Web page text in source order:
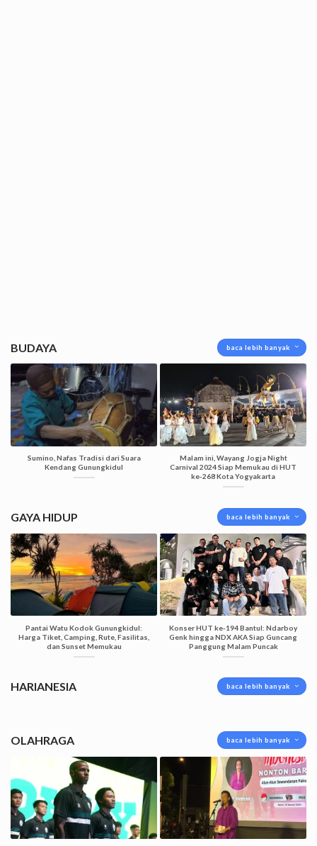
BUDAYA baca lebih banyak
Sumino, Nafas Tradisi dari Suara
Kendang Gunungkidul
Malam ini, Wayang Jogja Night
Carnival 2024 Siap Memukau di HUT
ke-268 Kota Yogyakarta
GAYA HIDUP baca lebih banyak
Pantai Watu Kodok Gunungkidul:
Harga Tiket, Camping, Rute, Fasilitas,
dan Sunset Memukau
Konser HUT ke-194 Bantul: Ndarboy
Genk hingga NDX AKA Siap Guncang
Panggung Malam Puncak
HARIANESIA baca lebih banyak
OLAHRAGA baca lebih banyak